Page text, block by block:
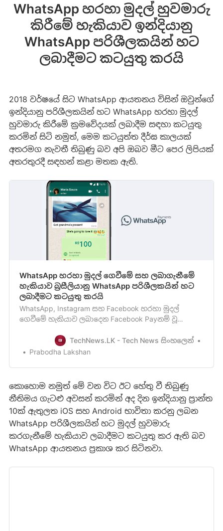
WhatsApp හරහා මුදල් හුවමාරු
කිරීමේ හැකියාව ඉන්දියානු
WhatsApp පරිශීලකයින් හට
ලබාදීමට කටයුතු කරයි
2018 වර්ෂයේ සිට WhatsApp ආයතනය විසින් ඔවුන්ගේ
ඉන්දියානු පරිශීලකයින් හට WhatsApp හරහා මුදල්
හුවමාරු කිරීමේ ක්‍රමවේදයක් ලබාදීම සඳහා කටයුතු
කරමින් සිටි නමුත්, මෙම කටයුත්ත දීර්ඝ කාලයක්
අතරමග නැවතී තිබුණු බව අපි ඔබව මීට පෙර ලිපියක්
අතරතුරදී සඳහන් කළා මතක ඇති.
WhatsApp හරහා මුදල් ගෙවීමේ සහ ලබාගැනීමේ
හැකියාව බ්‍රසීලියානු WhatsApp පරිශීලකයින් හට
ලබාදීමට කටයුතු කරයි
WhatsApp, Instagram සහ Facebook හරහා මුදල්
ගෙවීමේ හැකියාව ලබාදෙන Facebook Payනම් වූ
සිටින බව පසුගිය වසරේනොවැම්බර් මස අපි ඔබව
දැනුවත් කළා මතක ඇති. WhatsApp, Instagram සහ
TechNews.LK - Tech News සිංහලෙන්
Prabodha Lakshan
කොහොම නමුත් මේ වන විට ඊට හේතු වී තිබුණු
නීතිමය ගැටළු අවසන් කරමින් අද දින ඉන්දියානු ප්‍රාන්ත
10ක් ඇතුලත iOS සහ Android භාවිතා කරනු ලබන
WhatsApp පරිශීලකයින් හට මුදල් හුවමාරු
කරගැනීමේ හැකියාව ලබාදීමට කටයුතු කර ඇති බව
WhatsApp ආයතනය ප්‍රකාශ කර සිටිනවා.